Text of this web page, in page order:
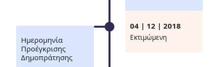
04 | 12 | 2018
Eκτιμώμενη
Ημερομηνία
Προέγκρισης
Δημοπράτησης